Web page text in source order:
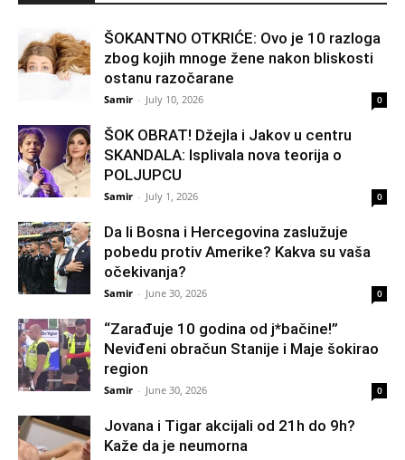
ŠOKANTNO OTKRIĆE: Ovo je 10 razloga
zbog kojih mnoge žene nakon bliskosti
ostanu razočarane
Samir - July 10, 2026 0
ŠOK OBRAT! Džejla i Jakov u centru
SKANDALA: Isplivala nova teorija o
POLJUPCU
Samir - July 1, 2026 0
Da li Bosna i Hercegovina zaslužuje
pobedu protiv Amerike? Kakva su vaša
očekivanja?
Samir - June 30, 2026 0
“Zarađuje 10 godina od j*bačine!”
Neviđeni obračun Stanije i Maje šokirao
region
Samir - June 30, 2026 0
Jovana i Tigar akcijali od 21h do 9h?
Kaže da je neumorna